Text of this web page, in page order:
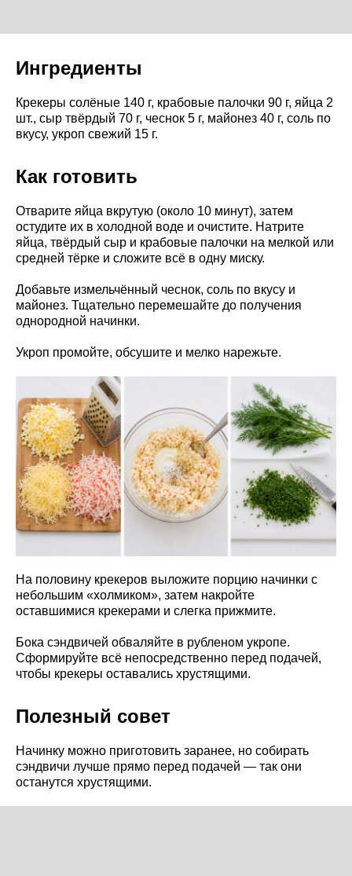
Ингредиенты
Крекеры солёные 140 г, крабовые палочки 90 г, яйца 2
шт., сыр твёрдый 70 г, чеснок 5 г, майонез 40 г, соль по
вкусу, укроп свежий 15 г.
Как готовить
Отварите яйца вкрутую (около 10 минут), затем
остудите их в холодной воде и очистите. Натрите
яйца, твёрдый сыр и крабовые палочки на мелкой или
средней тёрке и сложите всё в одну миску.
Добавьте измельчённый чеснок, соль по вкусу и
майонез. Тщательно перемешайте до получения
однородной начинки.
Укроп промойте, обсушите и мелко нарежьте.
На половину крекеров выложите порцию начинки с
небольшим «холмиком», затем накройте
оставшимися крекерами и слегка прижмите.
Бока сэндвичей обваляйте в рубленом укропе.
Сформируйте всё непосредственно перед подачей,
чтобы крекеры оставались хрустящими.
Полезный совет
Начинку можно приготовить заранее, но собирать
сэндвичи лучше прямо перед подачей — так они
останутся хрустящими.